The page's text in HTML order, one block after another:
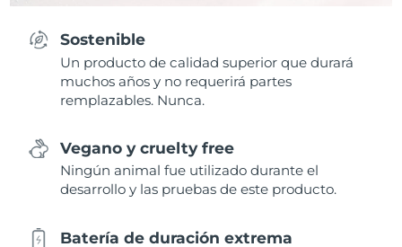
Sostenible
Un producto de calidad superior que durará
muchos años y no requerirá partes
remplazables. Nunca.
Vegano y cruelty free
Ningún animal fue utilizado durante el
desarrollo y las pruebas de este producto.
Batería de duración extrema